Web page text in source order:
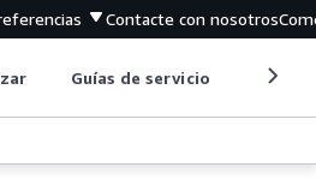
Contacte con nosotros
Guías de servicio